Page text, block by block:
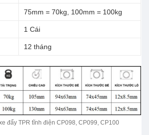
75mm = 70kg, 100mm = 100kg
1 Cái
12 tháng
đẩy TPR tĩnh điện CP098, CP099, CP100